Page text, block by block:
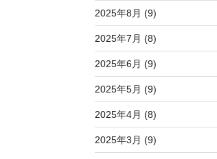
2025年8月 (9)
2025年7月 (8)
2025年6月 (9)
2025年5月 (9)
2025年4月 (8)
2025年3月 (9)